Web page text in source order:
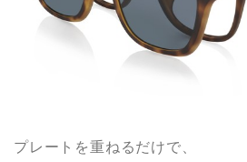
プレートを重ねるだけで、